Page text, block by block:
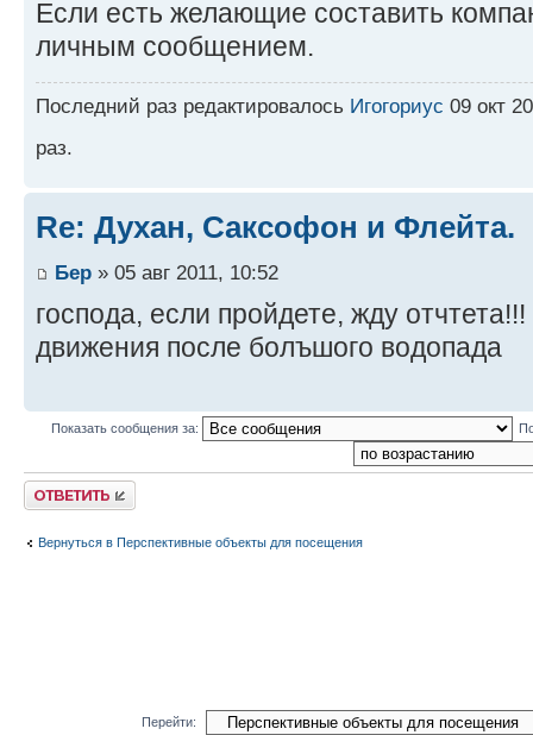
Если есть желающие составить
личным сообщением.
Последний раз редактировалось Игогориус 09 окт
раз.
Re: Духан, Саксофон и Флейта.
Бер » 05 авг 2011, 10:52
господа, если пройдете, жду
движения после болъшого водопада
Показать сообщения за:
Ответить
Вернуться в Перспективные объекты для посещения
Перейти: